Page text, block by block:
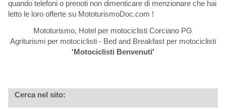
quando telefoni o prenoti non dimenticare di menzionare che hai
letto le loro offerte su MototurismoDoc.com !
Mototurismo, Hotel per motociclisti Corciano PG
Agriturismi per motociclisti - Bed and Breakfast per motociclisti
'Motociclisti Benvenuti'
Cerca nel sito: